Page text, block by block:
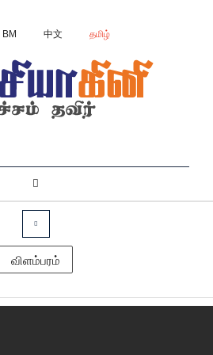
BM 中文 தமிழ்
விளம்பரம்